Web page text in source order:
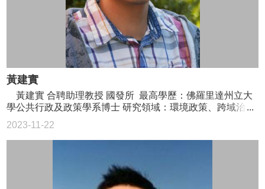
黃建實
2023-11-22
黃建實 合聘助理教授 國發所 最高學歷：佛羅里達州立大
學公共行政及政策學系博士 研究領域：環境政策、跨域治
理、政策分析、風險溝通、量化研究方法 02-3366-3347
csihuang@ntu.edu.tw